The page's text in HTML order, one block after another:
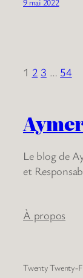
1 2 3 … 54
Le blog de
et
À propos
Twenty Twenty-